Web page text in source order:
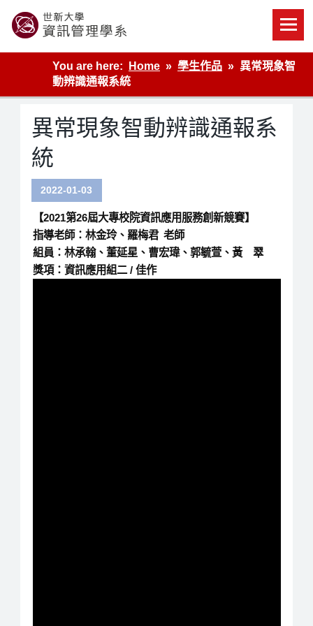
content
世新大學資管系網站
You are here:
Home 學生作品
異常現象智
動辨識通報系統
異常現象智動辨識通報系
統
2022-01-03
【2021第26屆大專校院資訊應用服務創新競賽】
指導老師：林金玲、羅梅君 老師
組員：林承翰、董延星、曹宏瑋、郭毓萱、黃 翠
獎項：資訊應用組二 / 佳作